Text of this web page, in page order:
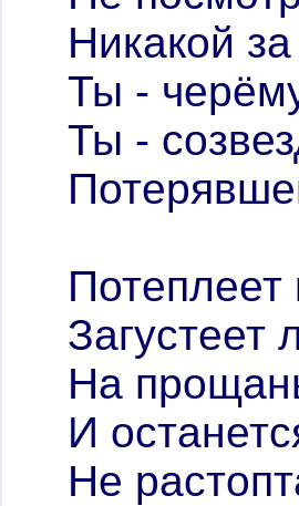
Никакой
Ты -
Ты -
Потеплеет
Загустеет
На
И
Не